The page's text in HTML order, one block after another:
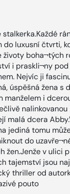
do luxusní čtvrti,
životy boha¬tých
i praskli¬ny
Nejvíc ji
úspěšná žena s
manželem i
malá dcera
jediná tomu
do
žen.Jenže v ulici
tajemství jsou
thriller od
pouto